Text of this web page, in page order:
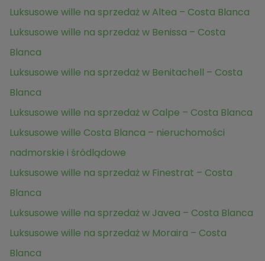
Luksusowe wille na sprzedaż w Altea – Costa Blanca
Luksusowe wille na sprzedaż w Benissa – Costa
Blanca
Luksusowe wille na sprzedaż w Benitachell – Costa
Blanca
Luksusowe wille na sprzedaż w Calpe – Costa Blanca
Luksusowe wille Costa Blanca – nieruchomości
nadmorskie i śródlądowe
Luksusowe wille na sprzedaż w Finestrat – Costa
Blanca
Luksusowe wille na sprzedaż w Javea – Costa Blanca
Luksusowe wille na sprzedaż w Moraira – Costa
Blanca